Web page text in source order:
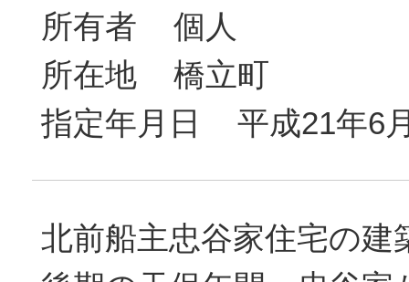
所有者 個人
所在地 橋立町
指定年月日 平成21年6
北前船主忠谷家住宅の建